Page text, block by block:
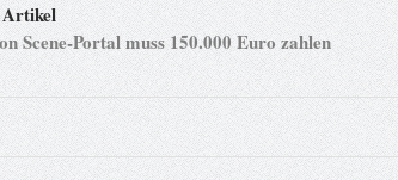
Scene-Portal muss 150.000 Euro zahlen